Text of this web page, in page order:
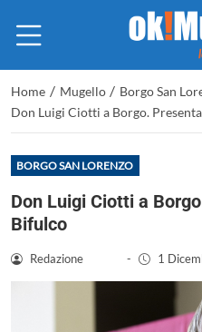
Home / Mugello / Borgo San
Don Luigi Ciotti a Borgo.
BORGO SAN LORENZO
Don Luigi Ciotti a
Bifulco
Redazione - 1